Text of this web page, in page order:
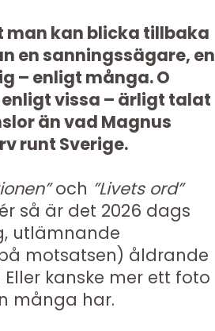
man kan blicka tillbaka
en sanningssägare, en
– enligt många. O
vissa – ärligt talat
än vad Magnus
runt Sverige.
och ”Livets ord”
så är det 2026 dags
utlämnande
motsatsen) åldrande
kanske mer ett foto
många har.